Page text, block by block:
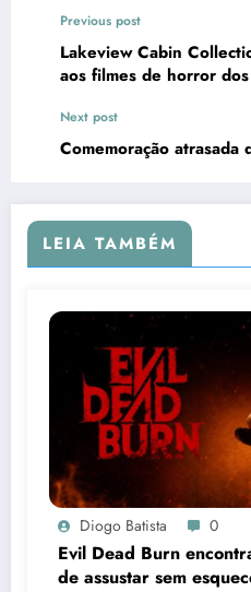
Previous post
Lakeview Cabin
aos filmes de horror
Next post
Comemoração
LEIA TAMBÉM
Diogo Batista 0
Evil Dead Burn
de assustar sem